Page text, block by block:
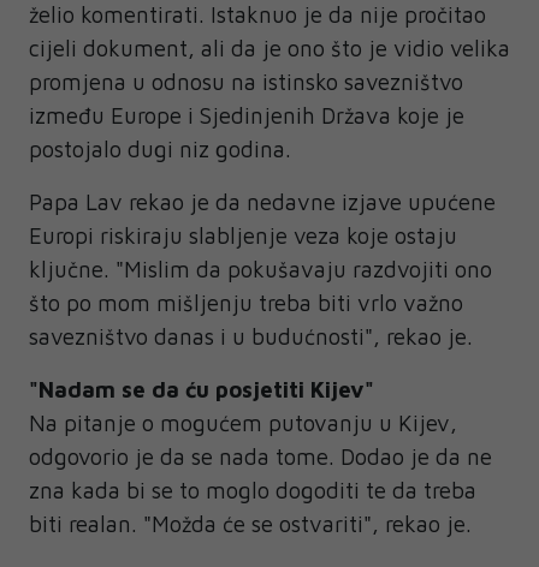
želio komentirati. Istaknuo je da nije pročitao
cijeli dokument, ali da je ono što je vidio velika
promjena u odnosu na istinsko savezništvo
između Europe i Sjedinjenih Država koje je
postojalo dugi niz godina.
Papa Lav rekao je da nedavne izjave upućene
Europi riskiraju slabljenje veza koje ostaju
ključne. "Mislim da pokušavaju razdvojiti ono
što po mom mišljenju treba biti vrlo važno
savezništvo danas i u budućnosti", rekao je.
"Nadam se da ću posjetiti Kijev"
Na pitanje o mogućem putovanju u Kijev,
odgovorio je da se nada tome. Dodao je da ne
zna kada bi se to moglo dogoditi te da treba
biti realan. "Možda će se ostvariti", rekao je.